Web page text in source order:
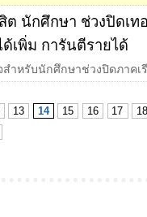
ต นักศึกษา ช่วงปิดเ
เพิ่ม การันตีรายได้
สำหรับนักศึกษาช่วงปิดภาคเ
13 14 15 16 17